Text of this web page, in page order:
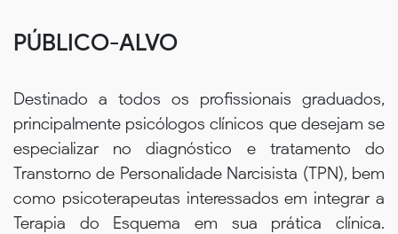
PÚBLICO-ALVO
Destinado a todos os profissionais graduados,
principalmente psicólogos clínicos que desejam se
especializar no diagnóstico e tratamento do
Transtorno de Personalidade Narcisista (TPN), bem
como psicoterapeutas interessados em integrar a
Terapia do Esquema em sua prática clínica.